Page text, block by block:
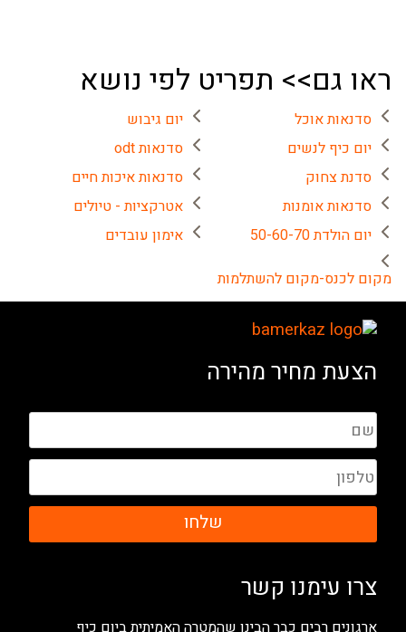
ראו גם>> תפריט לפי נושא
סדנאות אוכל
יום גיבוש
יום כיף לנשים
סדנאות odt
סדנת צחוק
סדנאות איכות חיים
סדנאות אומנות
אטרקציות - טיולים
יום הולדת 50-60-70
אימון עובדים
מקום לכנס-מקום להשתלמות
הצעת מחיר מהירה
שלחו
צרו עימנו קשר
ארגונים רבים כבר הבינו שהמטרה האמיתית ביום כיף